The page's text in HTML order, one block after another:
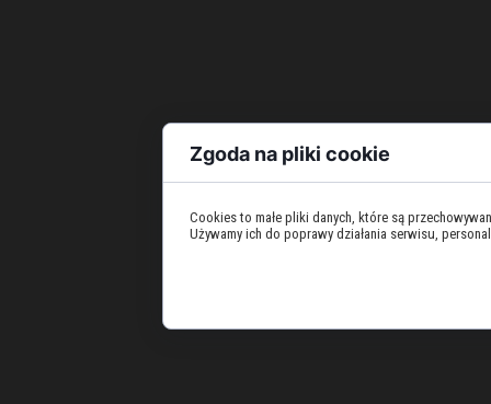
Zgoda na pliki cookie
Cookies to małe pliki danych, które są
Używamy ich do poprawy działania serwisu,